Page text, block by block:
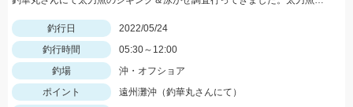
釣行日
2022/05/24
釣行時間
05:30～12:00
釣場
沖・オフショア
ポイント
遠州灘沖（釣華丸さんにて）